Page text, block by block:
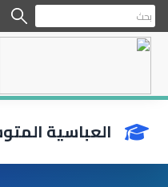
العباسية